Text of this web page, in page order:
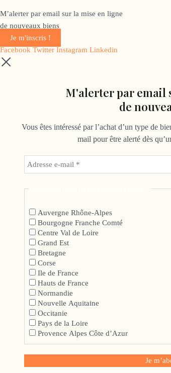
M’alerter par email sur la mise en ligne
de nouveaux biens
Je m'inscris !
Facebook Twitter Instagram Linkedin
M'alerter par email
de
Vous êtes intéressé par l’achat d’un type de
mail pour être alerté dès
Auvergne Rhône-Alpes
Bourgogne Franche Comté
Centre Val de Loire
Grand Est
Bretagne
Corse
Ile de France
Hauts de France
Normandie
Nouvelle Aquitaine
Occitanie
Pays de la Loire
Provence Alpes Côte d’Azur